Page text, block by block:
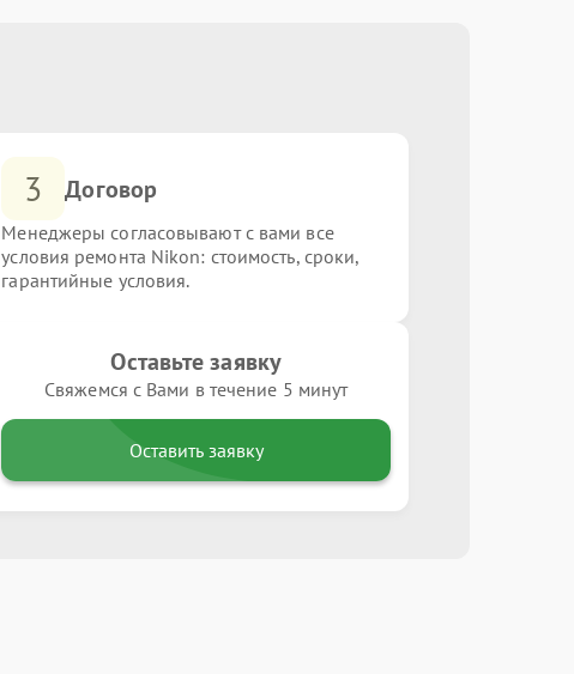
3 Договор
Менеджеры согласовывают с вами все
условия ремонта Nikon: стоимость, сроки,
гарантийные условия.
Оставьте заявку
Свяжемся с Вами в течение 5 минут
Оставить заявку